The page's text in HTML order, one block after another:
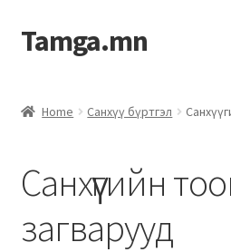
Tamga.mn
Гэрээний загвар
Ажил гүйцэтгэх гэрээ
Home Санхүү бүртгэл
Санхүүгийн
загварууд